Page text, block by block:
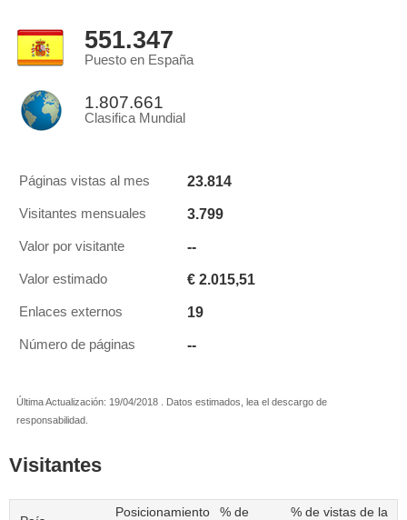
551.347
Puesto en España
1.807.661
Clasifica Mundial
Páginas vistas al mes 23.814
Visitantes mensuales 3.799
Valor por visitante --
Valor estimado € 2.015,51
Enlaces externos 19
Número de páginas --
Última Actualización: 19/04/2018 . Datos estimados, lea el descargo de
responsabilidad.
Visitantes
Posicionamiento
% de
% de vistas de la